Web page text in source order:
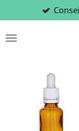
au
contenu